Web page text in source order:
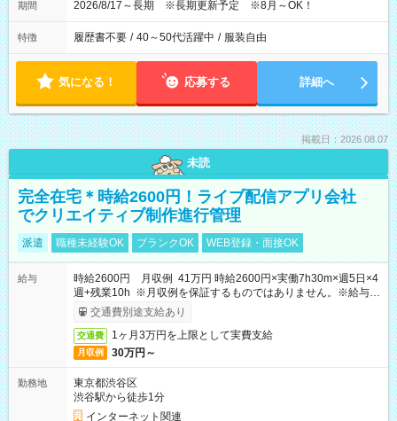
期間 2026/8/17～長期 ※長期更新予定 ※8月～OK！
特徴 履歴書不要 / 40～50代活躍中 / 服装自由
気になる！ 応募する 詳細へ
掲載日：2026.08.07
未読
完全在宅＊時給2600円！ライブ配信アプリ会社
でクリエイティブ制作進行管理
派遣 職種未経験OK ブランクOK WEB登録・面接OK
給与
時給2600円 月収例 41万円 時給2600円×実働7h30m×週5日×4
週+残業10h ※月収例を保証するものではありません。※給与即
受取りサービス利用可（利用条件有）
交通費別途支給あり
交通費 1ヶ月3万円を上限として実費支給
月収例 30万円～
勤務地
東京都渋谷区
渋谷駅から徒歩1分
インターネット関連